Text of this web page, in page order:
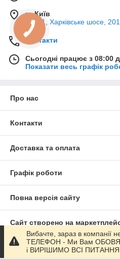
м. Київ
02121, Харківське шосе,
Контакти
Сьогодні працює з 08:00
Показати весь графік
Про нас
Контакти
Доставка та оплата
Графік роботи
Повна версія сайту
Сайт створено на
Політика конфіденційності
Вибачте, зараз в
ТЕЛЕФОН - Ми Вам
і ВИРІШИМО ВСІ